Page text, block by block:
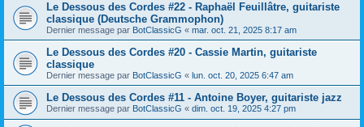
Le Dessous des Cordes #22 - Raphaël Feuillâtre, guitariste
classique (Deutsche Grammophon)
Dernier message par BotClassicG « mar. oct. 21, 2025 8:17 am
Le Dessous des Cordes #20 - Cassie Martin, guitariste
classique
Dernier message par BotClassicG « lun. oct. 20, 2025 6:47 am
Le Dessous des Cordes #11 - Antoine Boyer, guitariste jazz
Dernier message par BotClassicG « dim. oct. 19, 2025 4:27 pm